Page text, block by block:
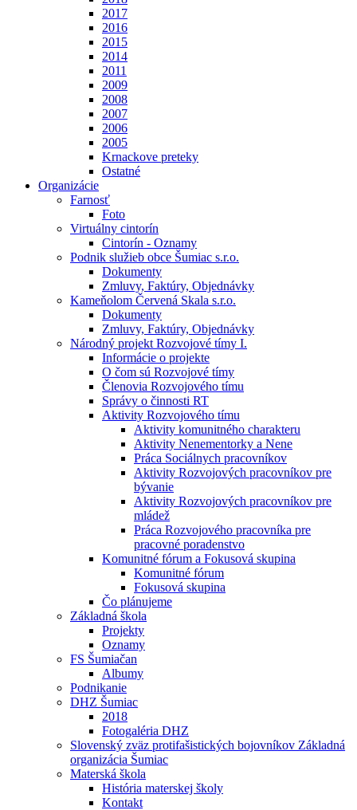
2017
2016
2015
2014
2011
2009
2008
2007
2006
2005
Krnackove preteky
Ostatné
Organizácie
Farnosť
Foto
Virtuálny cintorín
Cintorín - Oznamy
Podnik služieb obce Šumiac s.r.o.
Dokumenty
Zmluvy, Faktúry, Objednávky
Kameňolom Červená Skala s.r.o.
Dokumenty
Zmluvy, Faktúry, Objednávky
Národný projekt Rozvojové tímy I.
Informácie o projekte
O čom sú Rozvojové tímy
Členovia Rozvojového tímu
Správy o činnosti RT
Aktivity Rozvojového tímu
Aktivity komunitného charakteru
Aktivity Nenementorky a Nene
Práca Sociálnych pracovníkov
Aktivity Rozvojových pracovníkov pre
bývanie
Aktivity Rozvojových pracovníkov pre
mládež
Práca Rozvojového pracovníka pre
pracovné poradenstvo
Komunitné fórum a Fokusová skupina
Komunitné fórum
Fokusová skupina
Čo plánujeme
Základná škola
Projekty
Oznamy
FS Šumiačan
Albumy
Podnikanie
DHZ Šumiac
2018
Fotogaléria DHZ
Slovenský zväz protifašistických bojovníkov Základná
organizácia Šumiac
Materská škola
História materskej školy
Kontakt